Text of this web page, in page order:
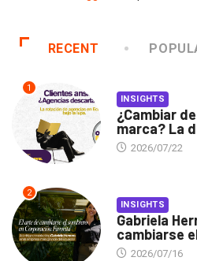
RECENT
1
INSIGHTS
¿Cambiar
marca? La
2026/07/22
2
INSIGHTS
Gabriela
cambiarse
2026/07/16